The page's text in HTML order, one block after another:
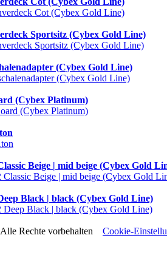
Sportsitz (Cybex Gold Line)
(Cybex Gold Line)
(Cybex Platinum)
Beige | mid beige (Cybex Gold
Black | black (Cybex Gold Line)
Rechte vorbehalten Cookie-